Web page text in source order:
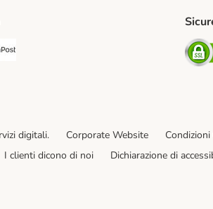
Method
Italiane. Shipping Method
digitali. Corporate Website
I clienti dicono di noi Dichiarazione di